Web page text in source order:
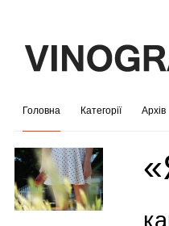
Головна Категорії Архів